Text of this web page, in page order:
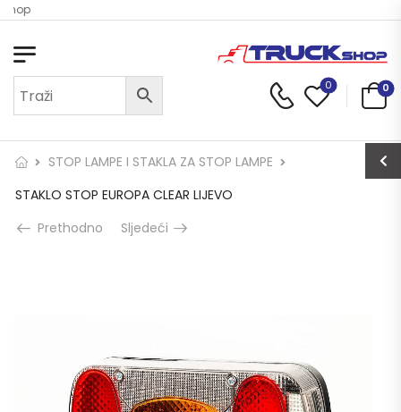
0 0
STOP LAMPE I STAKLA ZA STOP LAMPE
STAKLO STOP EUROPA CLEAR LIJEVO
Prethodno
Sljedeći